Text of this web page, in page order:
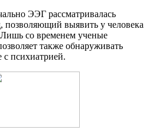
ЭЭГ рассматривалась
позволяющий выявить у человека
со временем ученые
также обнаруживать
с психиатрией.